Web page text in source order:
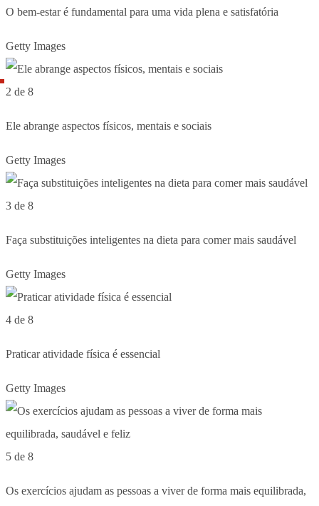
O bem-estar é fundamental para uma vida plena e satisfatória
Getty Images
2 de 8
Ele abrange aspectos físicos, mentais e sociais
Getty Images
3 de 8
Faça substituições inteligentes na dieta para comer mais saudável
Getty Images
4 de 8
Praticar atividade física é essencial
Getty Images
5 de 8
Os exercícios ajudam as pessoas a viver de forma mais equilibrada,